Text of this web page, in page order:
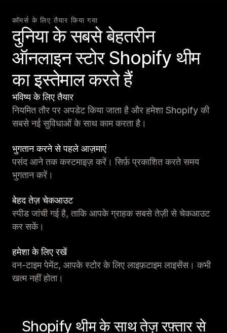
कॉमर्स के लिए तैयार किया गया
दुनिया के सबसे बेहतरीन
ऑनलाइन स्टोर Shopify थीम
का इस्तेमाल करते हैं
भविष्य के लिए तैयार
नियमित तौर पर अपडेट किया जाता है और हमेशा Shopify की
सबसे नई सुविधाओं के साथ काम करता है।
भुगतान करने से पहले आज़माएं
पसंद आने तक कस्टमाइज़ करें। सिर्फ़ प्रकाशित करते समय
भुगतान करें।
बेहद तेज़ चेकआउट
स्पीड जांची गई है, ताकि आपके ग्राहक सबसे तेज़ी से चेकआउट
कर सकें।
हमेशा के लिए रखें
वन-टाइम पेमेंट, आपके स्टोर के लिए लाइफ़टाइम लाइसेंस। कभी
खत्म नहीं होता।
Shopify थीम के साथ तेज़ रफ़्तार से